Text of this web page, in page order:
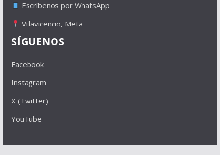
Escríbenos por WhatsApp
Villavicencio, Meta
SÍGUENOS
Facebook
Instagram
X (Twitter)
YouTube